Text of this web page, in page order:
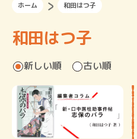
ホーム 和田はつ子
和田はつ子
新しい順 古い順